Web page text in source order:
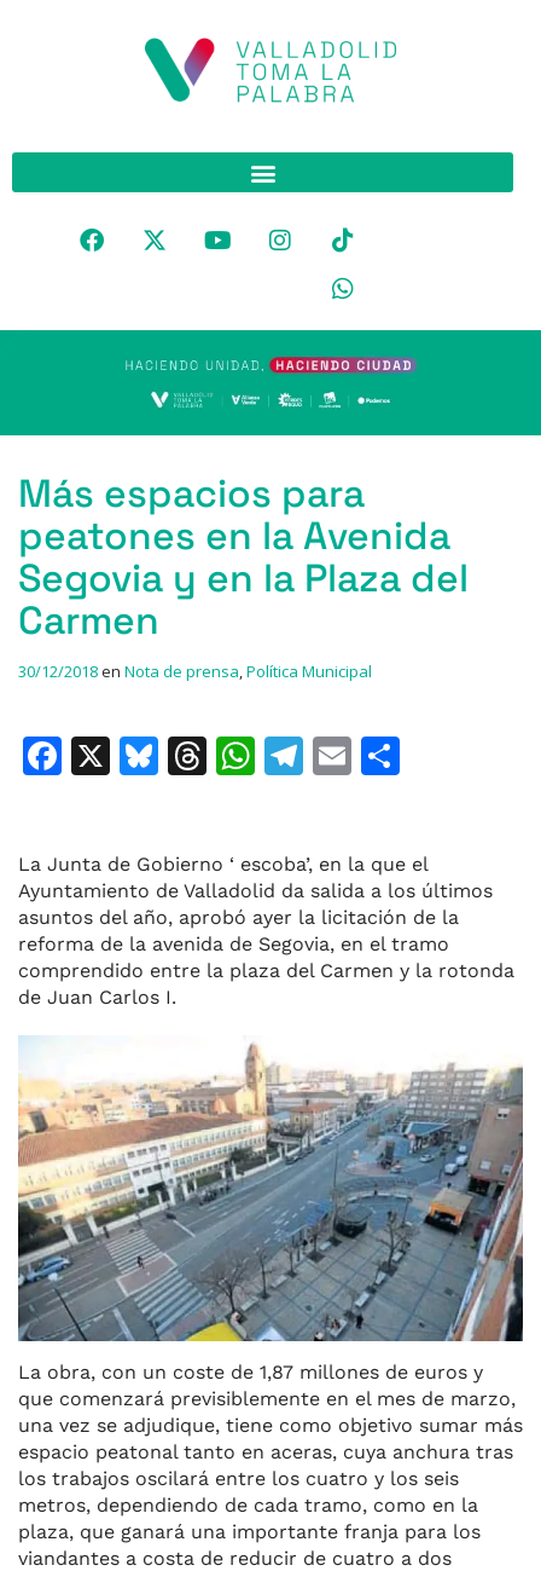
Más espacios para
peatones en la Avenida
Segovia y en la Plaza del
Carmen
30/12/2018en Nota de prensa,Política Municipal
F
e
b
o
o
X
Bl
s
k
y
T
a
d
s
W
s
A
p
p
T
gr
a
m
E
l
p
ar
ti
r
La Junta de Gobierno ‘ escoba’, en la que el
Ayuntamiento de Valladolid da salida a los últimos
asuntos del año, aprobó ayer la licitación de la
reforma de la avenida de Segovia, en el tramo
comprendido entre la plaza del Carmen y la rotonda
de Juan Carlos I.
La obra, con un coste de 1,87 millones de euros y
que comenzará previsiblemente en el mes de marzo,
una vez se adjudique, tiene como objetivo sumar más
espacio peatonal tanto en aceras, cuya anchura tras
los trabajos oscilará entre los cuatro y los seis
metros, dependiendo de cada tramo, como en la
plaza, que ganará una importante franja para los
viandantes a costa de reducir de cuatro a dos